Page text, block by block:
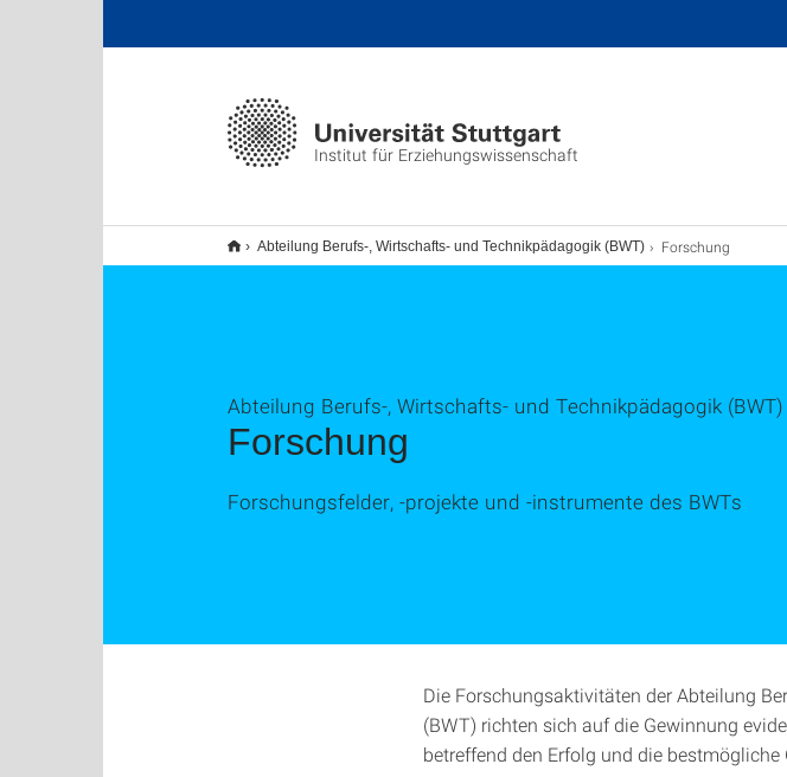
Institut für Erziehungswissenschaft
Abteilung Berufs-, Wirtschafts- und Technikpädagogik (BWT) Forschung
Forschung
Abteilung Berufs-, Wirtschafts- und Technikpädagogik (BWT)
Forschungsfelder, -projekte und -instrumente des BWTs
Die Forschungsaktivitäten der Abteilung
(BWT) richten sich auf die Gewinnung
betreffend den Erfolg und die